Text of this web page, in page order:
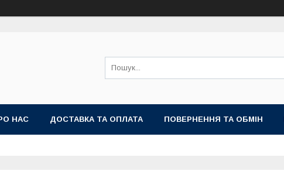
НАС ДОСТАВКА ТА ОПЛАТА ПОВЕРНЕННЯ ТА ОБМІН